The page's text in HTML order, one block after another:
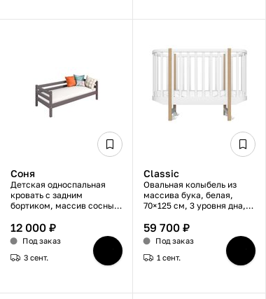
Соня
Детская односпальная
кровать с задним
бортиком, массив сосны,
12 000 ₽
Под заказ
3 сент.
Classic
Овальная колыбель из
массива бука, белая,
70×125 см, 3 уровня дна,
без маятника
59 700 ₽
Под заказ
1 сент.